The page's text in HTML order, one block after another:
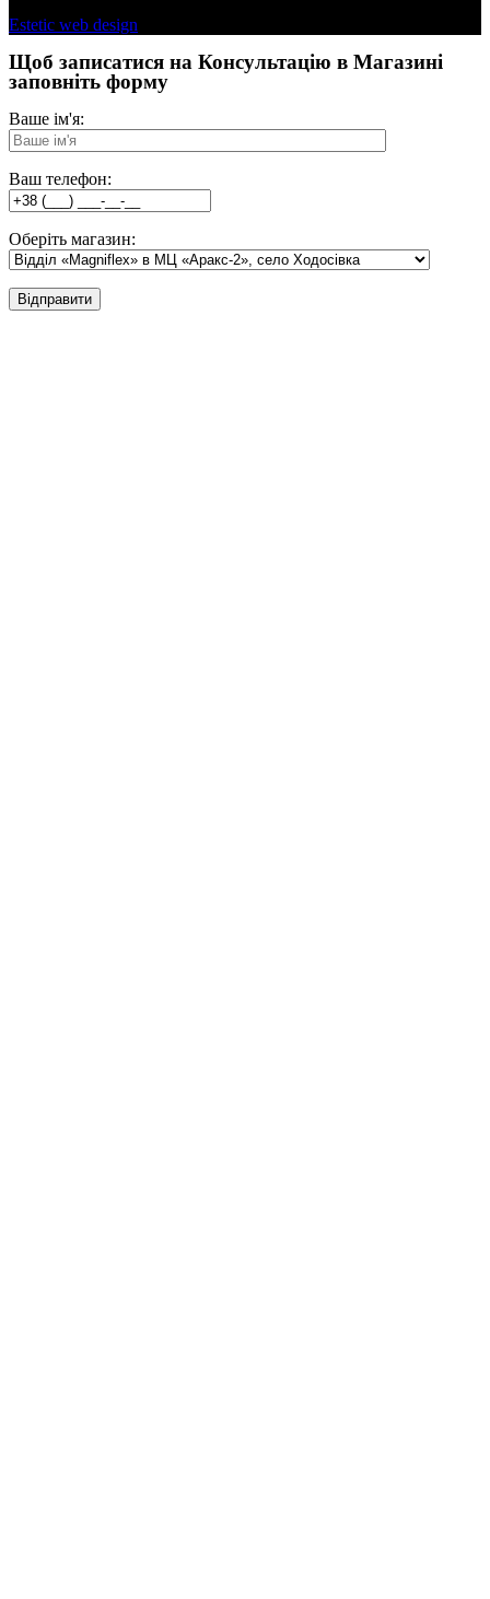
Estetic web design
Щоб записатися на Консультацію в Магазині
заповніть форму
Ваше ім'я:
Ваш телефон:
Оберіть магазин: